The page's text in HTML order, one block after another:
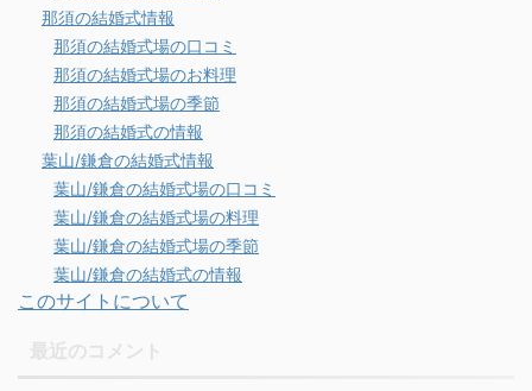
那須の結婚式情報
那須の結婚式場の口コミ
那須の結婚式場のお料理
那須の結婚式場の季節
那須の結婚式の情報
葉山/鎌倉の結婚式情報
葉山/鎌倉の結婚式場の口コミ
葉山/鎌倉の結婚式場の料理
葉山/鎌倉の結婚式場の季節
葉山/鎌倉の結婚式の情報
このサイトについて